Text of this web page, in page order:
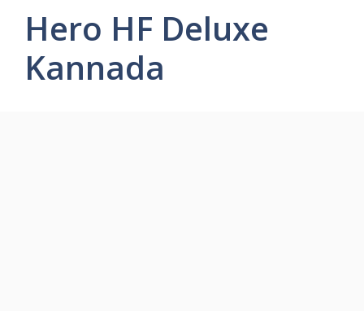
Hero HF Deluxe
Kannada